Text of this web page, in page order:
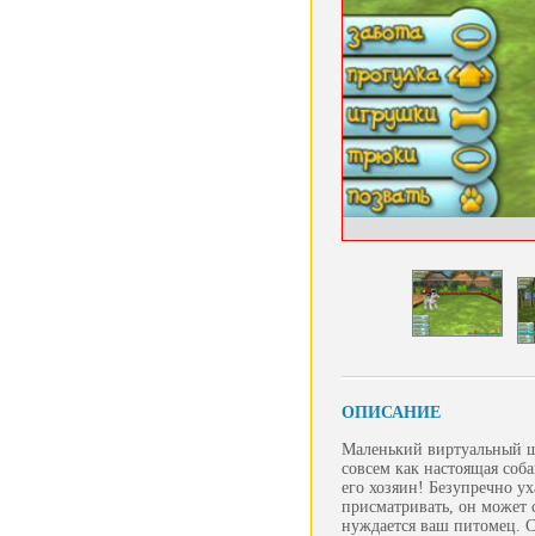
ОПИСАНИЕ
Маленький виртуальный
совсем как настоящая
его хозяин! Безупречно
присматривать, он может
нуждается ваш питомец.